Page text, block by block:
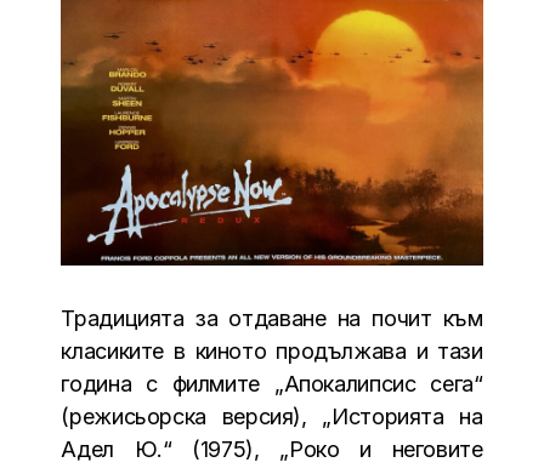
Традицията за отдаване на почит към
класиките в киното продължава и тази
година с филмите „Апокалипсис сега“
(режисьорска версия), „Историята на
Адел Ю.“ (1975), „Роко и неговите